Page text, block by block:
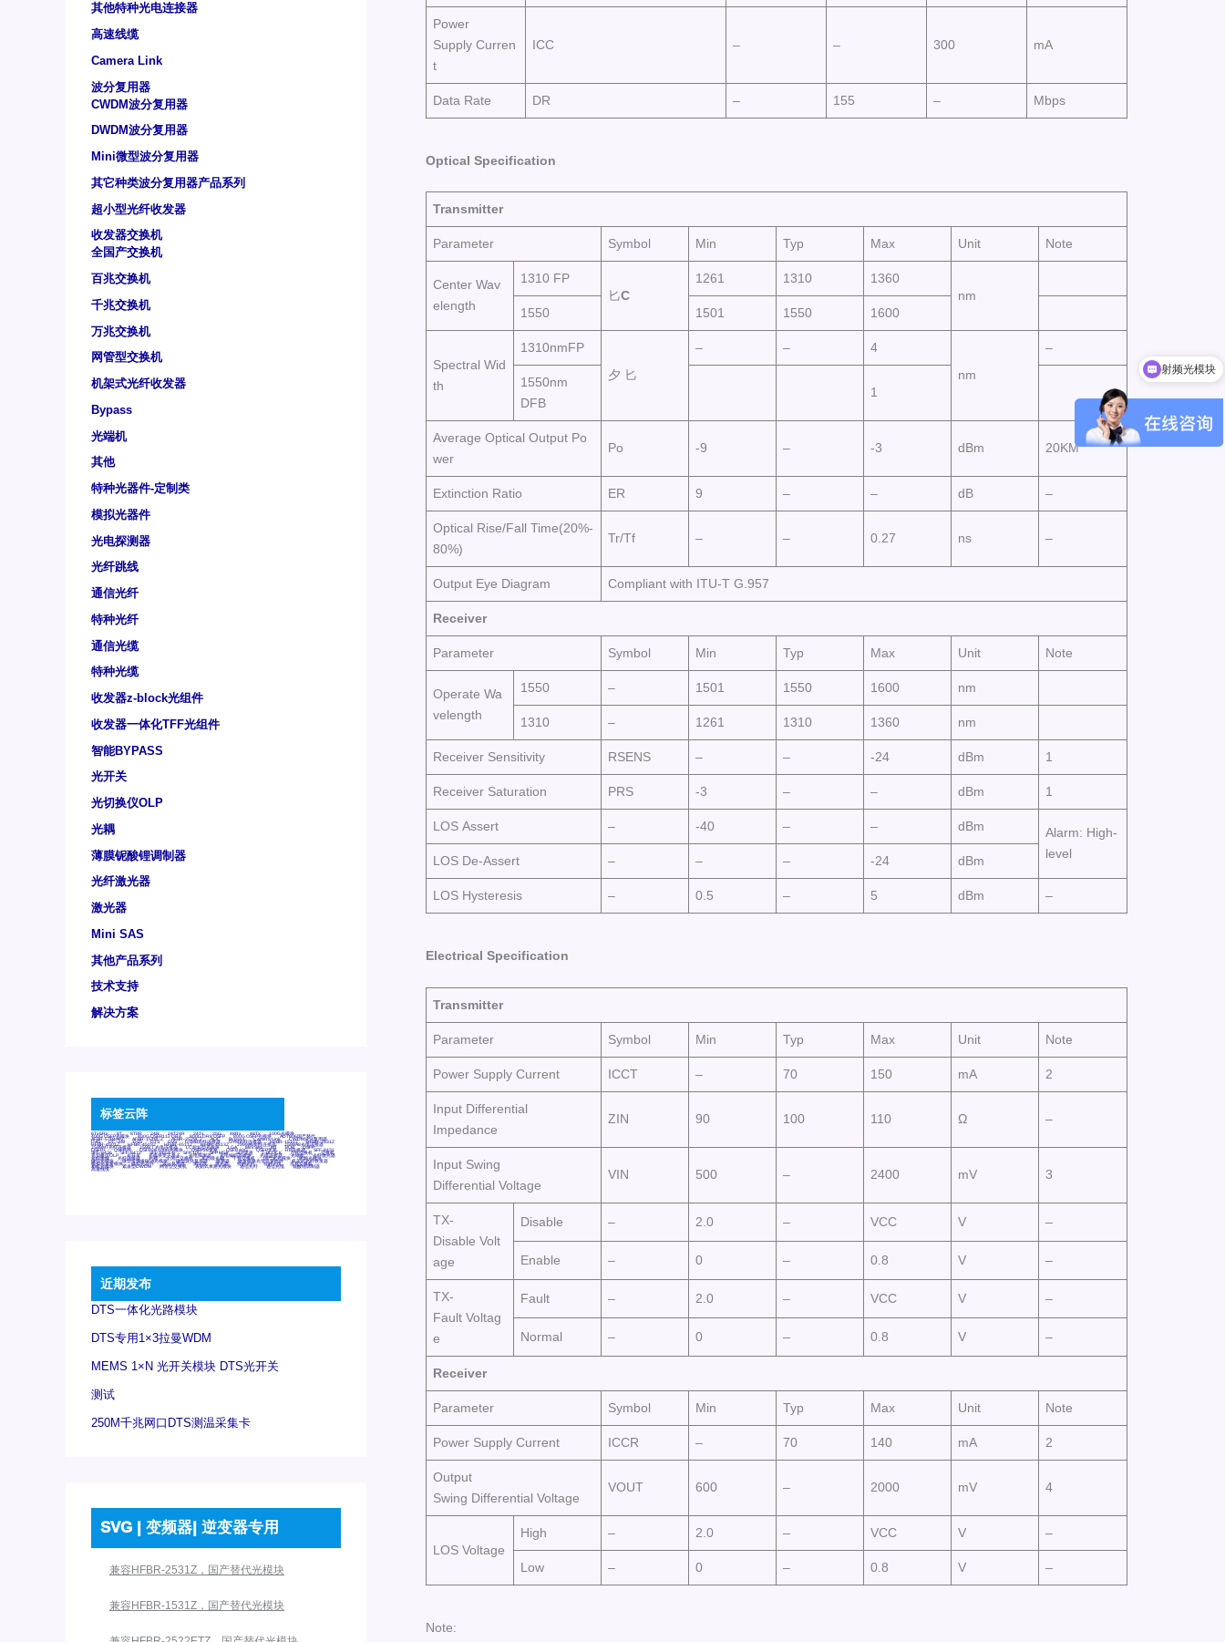
其他特种光电连接器
高速线缆
Camera Link
波分复用器
CWDM波分复用器
DWDM波分复用器
Mini微型波分复用器
其它种类波分复用器产品系列
超小型光纤收发器
收发器交换机
全国产交换机
百兆交换机
千兆交换机
万兆交换机
网管型交换机
机架式光纤收发器
Bypass
光端机
其他
特种光器件-定制类
模拟光器件
光电探测器
光纤跳线
通信光纤
特种光纤
通信光缆
特种光缆
收发器z-block光组件
收发器一体化TFF光组件
智能BYPASS
光开关
光切换仪OLP
光耦
薄膜铌酸锂调制器
光纤激光器
激光器
Mini SAS
其他产品系列
技术支持
解决方案
标签云阵
6Tx6Rx 8T 8T8R 24R 24T24R 24Tx 25G 48Rx 48Tx 100G光模块
400G OSFP光模块 400G QSFP112 DR4 800G DR8 OSFP 800G OSFP光模块 AD7606国产替代
AFBR-57B4APZ AFBR-1528CZ AFBR-2528CZ AOC Bypass Camera Link CWDM波分复用器
DAS DC~4M DSS DTS DVS GYMB光纤连接器 GYM光纤连接器 HFBR-1531Z HFBR-2531Z
HFBR-4501Z HFBR-4503Z HFBR-4511Z HFBR-4513Z J599A6光纤连接器 J599A8光电连接器
J599MT光纤连接器 J599Ⅰ光电连接器 LC超短型光模块 LGA Mini SAS MT POB QSFP
QSFP+ QSFP28 QSFP28 100G光模块 QSFP28笼座 QSFP 40G QSFP笼座 RP连接器 SFF-8431
SFF-8436 SFF-8472 SFF-8654 4i SFP 10G SFP MSA SFP笼座 Z-BLOCK 万兆交换机 交换机
光切换仪OLP 光开关 光模块笼子座子 光电探测器 光电编码器模块 光电连接器 光端机 光纤激光器
光纤跳线 光纤连接器 光耦 全国产交换机 军品级光耦 千兆交换机 国产化光模块 射频光模块
微型光模块 微型可插拔BGA光模块 微型波分复用器 探测器 收发模块光学引擎组件 机架式光纤收发器
模拟光发射模块 模拟光器件 波分复用器 测试版 激光器 特种光纤 特种光缆 百兆交换机
相机光模块 紧凑型DWDM 网管型交换机 表贴式单路光模块 通信光纤 通信光缆 铌酸锂调制器
高速线缆
近期发布
DTS一体化光路模块
DTS专用1×3拉曼WDM
MEMS 1×N 光开关模块 DTS光开关
测试
250M千兆网口DTS测温采集卡
SVG | 变频器| 逆变器专用
兼容HFBR-2531Z，国产替代光模块
兼容HFBR-1531Z，国产替代光模块
Power
Supply Curren
t
ICC – – 300 mA
Data Rate DR – 155 – Mbps
Optical Specification
Transmitter
Parameter Symbol Min Typ Max Unit Note
Center Wav
elength
1310 FP
匕C
1261 1310
1360
nm
1550
1501 1550 1600
Spectral Wid
th
1310nmFP
夕 匕
– –
4
nm
–
1550nm
DFB
1
Average Optical Output Po
wer
Po -9 – -3 dBm 20KM
Extinction Ratio ER 9 – – dB –
Optical Rise/Fall Time(20%-
80%)
Tr/Tf – – 0.27 ns –
Output Eye Diagram Compliant with ITU-T G.957
Receiver
Parameter Symbol Min Typ Max Unit Note
Operate Wa
velength
1550 – 1501 1550 1600 nm
1310 – 1261 1310 1360 nm
Receiver Sensitivity RSENS – – -24 dBm 1
Receiver Saturation PRS -3 – – dBm 1
LOS Assert – -40 – – dBm
Alarm: High-
level
LOS De-Assert – – – -24 dBm
LOS Hysteresis – 0.5 – 5 dBm –
Electrical Specification
Transmitter
Parameter Symbol Min Typ Max Unit Note
Power Supply Current ICCT – 70 150 mA 2
Input Differential
Impedance
ZIN 90 100 110 Ω –
Input Swing
Differential Voltage
VIN 500 – 2400 mV 3
TX-
Disable Volt
age
Disable – 2.0 – VCC V –
Enable – 0 – 0.8 V –
TX-
Fault Voltag
e
Fault – 2.0 – VCC V –
Normal – 0 – 0.8 V –
Receiver
Parameter Symbol Min Typ Max Unit Note
Power Supply Current ICCR – 70 140 mA 2
Output
Swing Differential Voltage
VOUT 600 – 2000 mV 4
LOS Voltage
High – 2.0 – VCC V –
Low – 0 – 0.8 V –
Note:
800G/400G/200G光模块